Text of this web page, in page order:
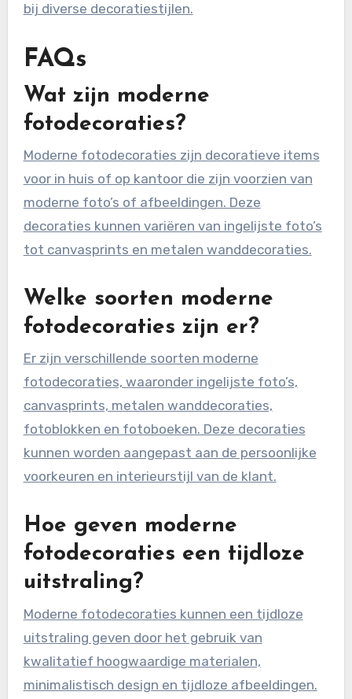
bij diverse decoratiestijlen.
FAQs
Wat zijn moderne
fotodecoraties?
Moderne fotodecoraties zijn decoratieve items
voor in huis of op kantoor die zijn voorzien van
moderne foto’s of afbeeldingen. Deze
decoraties kunnen variëren van ingelijste foto’s
tot canvasprints en metalen wanddecoraties.
Welke soorten moderne
fotodecoraties zijn er?
Er zijn verschillende soorten moderne
fotodecoraties, waaronder ingelijste foto’s,
canvasprints, metalen wanddecoraties,
fotoblokken en fotoboeken. Deze decoraties
kunnen worden aangepast aan de persoonlijke
voorkeuren en interieurstijl van de klant.
Hoe geven moderne
fotodecoraties een tijdloze
uitstraling?
Moderne fotodecoraties kunnen een tijdloze
uitstraling geven door het gebruik van
kwalitatief hoogwaardige materialen,
minimalistisch design en tijdloze afbeeldingen.